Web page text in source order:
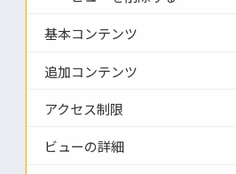
基本コンテンツ
追加コンテンツ
アクセス制限
ビューの詳細